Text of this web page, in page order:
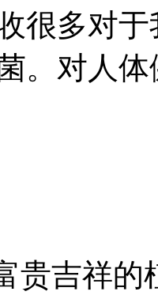
很多对
。对人
贵吉祥的